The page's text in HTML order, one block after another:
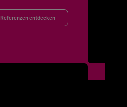
Referenzen entdecken